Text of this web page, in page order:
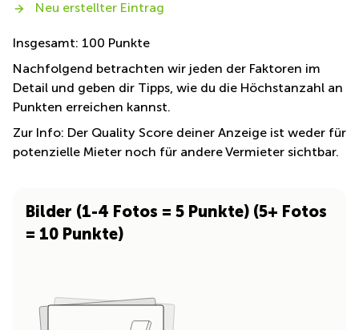
Neu erstellter Eintrag
Insgesamt: 100 Punkte
Nachfolgend betrachten wir jeden der Faktoren im
Detail und geben dir Tipps, wie du die Höchstanzahl an
Punkten erreichen kannst.
Zur Info: Der Quality Score deiner Anzeige ist weder für
potenzielle Mieter noch für andere Vermieter sichtbar.
Bilder (1-4 Fotos = 5 Punkte) (5+ Fotos
= 10 Punkte)